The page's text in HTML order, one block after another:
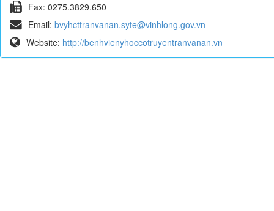
Fax: 0275.3829.650
Email: bvyhcttranvanan.syte@vinhlong.gov.vn
Website: http://benhvienyhoccotruyentranvanan.vn